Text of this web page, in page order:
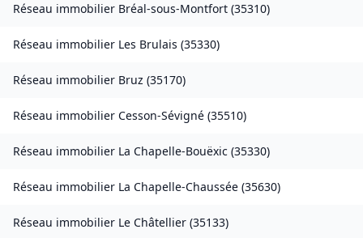
Réseau immobilier Bréal-sous-Montfort (35310)
Réseau immobilier Les Brulais (35330)
Réseau immobilier Bruz (35170)
Réseau immobilier Cesson-Sévigné (35510)
Réseau immobilier La Chapelle-Bouëxic (35330)
Réseau immobilier La Chapelle-Chaussée (35630)
Réseau immobilier Le Châtellier (35133)